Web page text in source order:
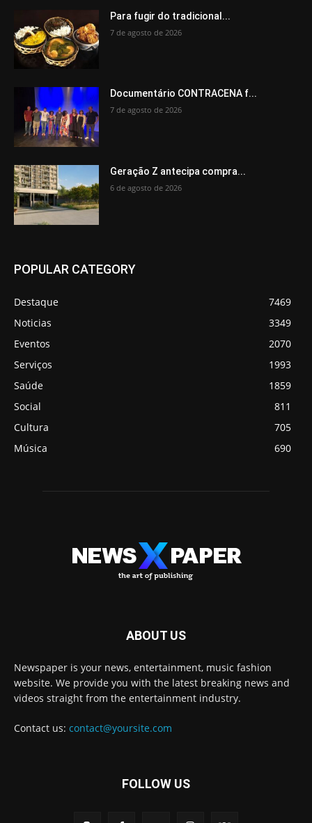
Para fugir do tradicional...
7 de agosto de 2026
Documentário CONTRACENA f...
7 de agosto de 2026
Geração Z antecipa compra...
6 de agosto de 2026
POPULAR CATEGORY
Destaque
7469
Noticias
3349
Eventos
2070
Serviços
1993
Saúde
1859
Social
811
Cultura
705
Música
690
ABOUT US
Newspaper is your news, entertainment, music fashion
website. We provide you with the latest breaking news and
videos straight from the entertainment industry.
Contact us: contact@yoursite.com
FOLLOW US